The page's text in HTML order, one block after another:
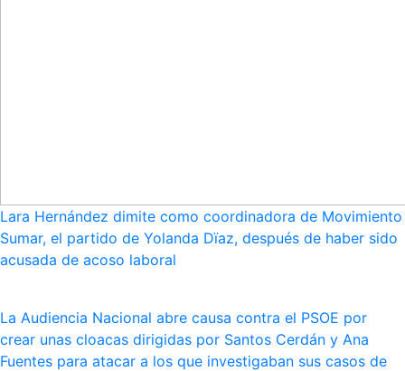
Lara Hernández dimite como coordinadora de Movimiento
Sumar, el partido de Yolanda Dïaz, después de haber sido
acusada de acoso laboral
La Audiencia Nacional abre causa contra el PSOE por
crear unas cloacas dirigidas por Santos Cerdán y Ana
Fuentes para atacar a los que investigaban sus casos de